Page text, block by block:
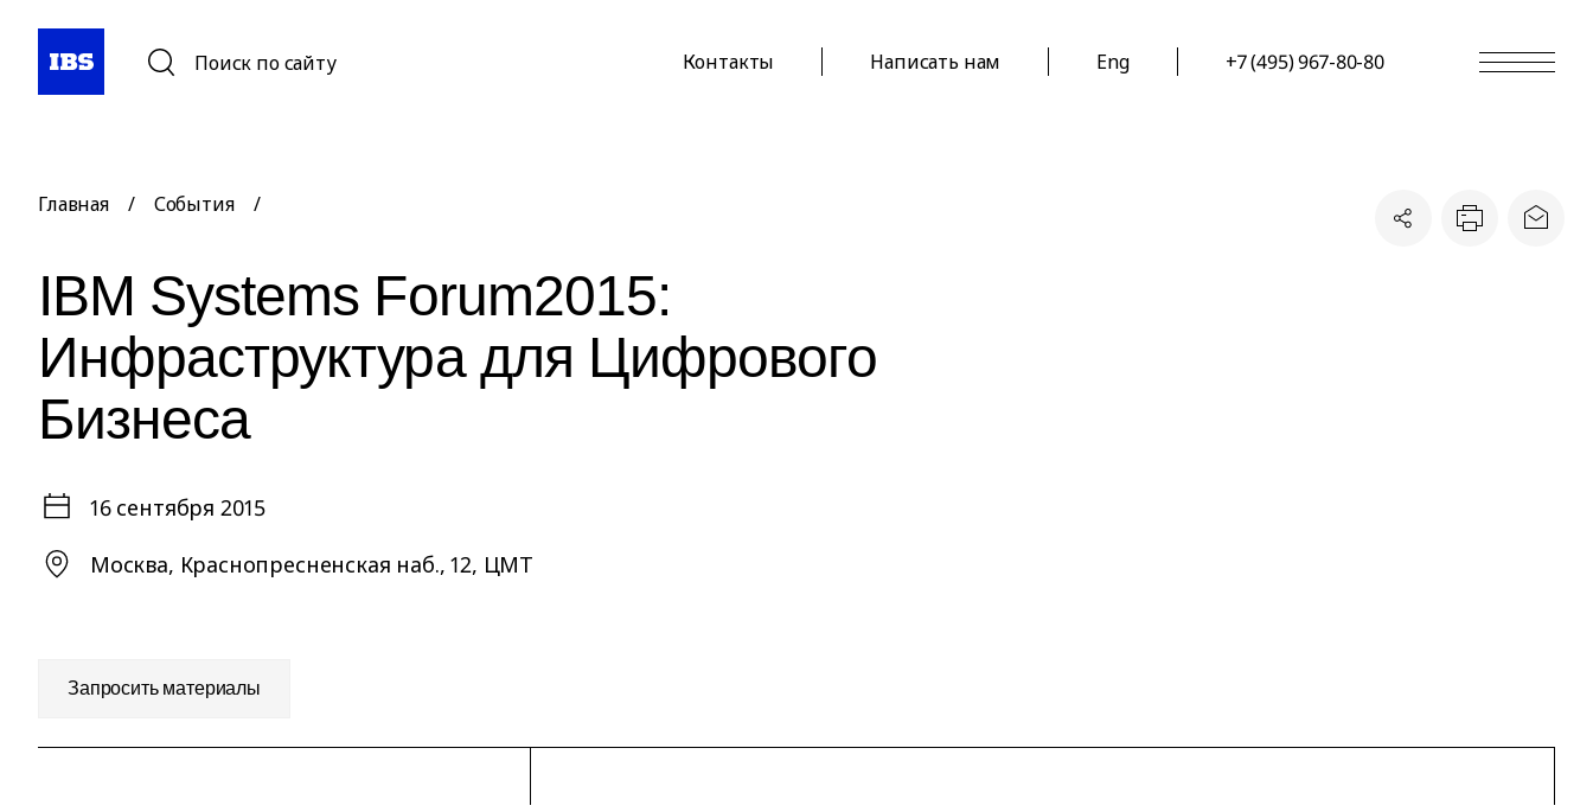
Поиск по сайту Контакты Написать нам Eng +7 (495) 967-80-80
Главная / События /
IBM Systems Forum2015:
Инфраструктура для Цифрового
Бизнеса
16 сентября 2015
Москва, Краснопресненская наб., 12, ЦМТ
Запросить материалы